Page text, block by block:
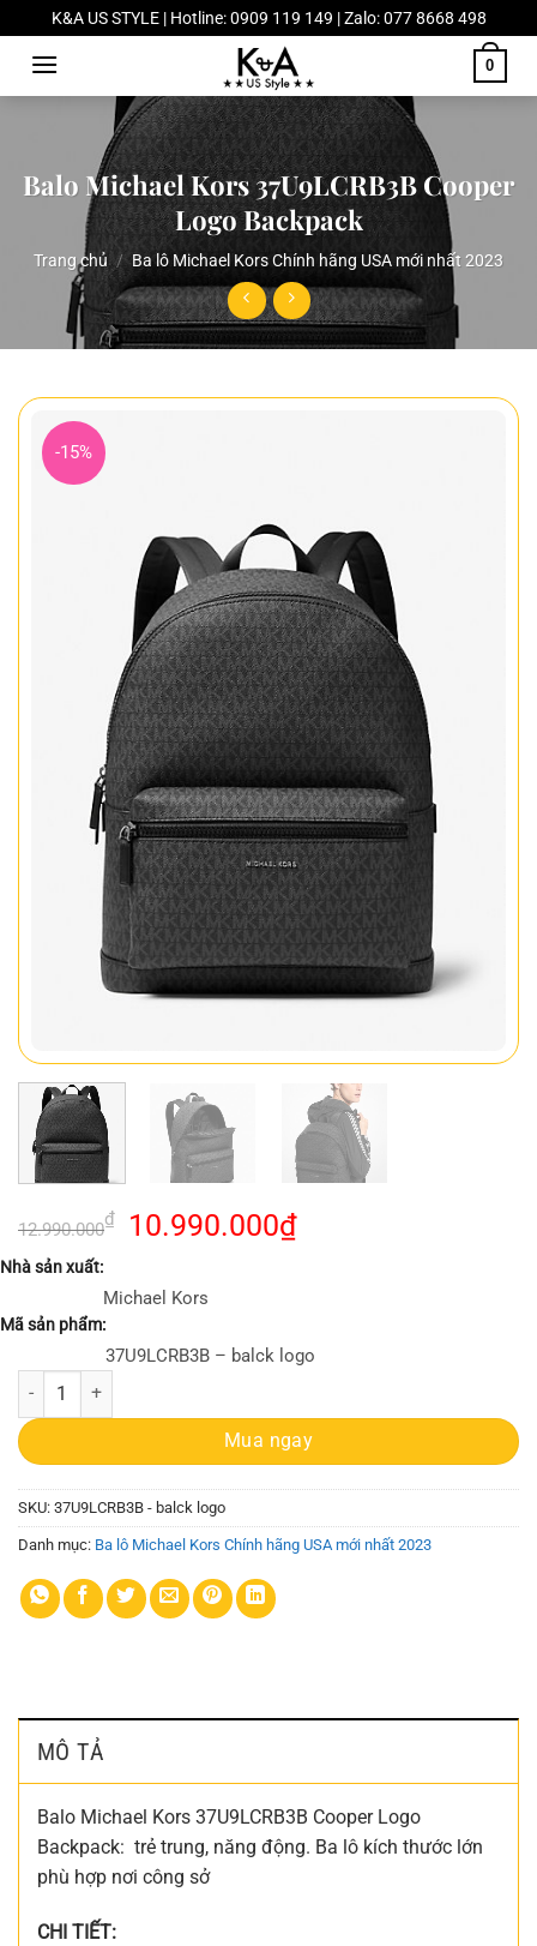
Chuyển
đến
dung
K&A US STYLE | Hotline: 0909 119 149 | Zalo: 077 8668 498
0
Balo Michael Kors 37U9LCRB3B Cooper
Logo Backpack
Trang chủ / Ba lô Michael Kors Chính hãng USA mới nhất 2023
-15%
12.990.000₫
Giá
12.990.000₫.
10.990.000₫Giá
hiện
Nhà sản xuất:
Michael Kors
Mã sản phẩm:
37U9LCRB3B – balck logo
Balo Michael Kors 37U9LCRB3B Cooper Logo Backpack số lượng
Mua ngay
SKU: 37U9LCRB3B - balck logo
Danh mục: Ba lô Michael Kors Chính hãng USA mới nhất 2023
MÔ TẢ
Balo Michael Kors 37U9LCRB3B Cooper Logo
Backpack: trẻ trung, năng động. Ba lô kích thước lớn
phù hợp nơi công sở
CHI TIẾT: